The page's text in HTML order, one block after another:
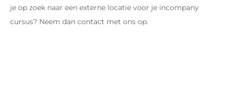
je op zoek naar een externe locatie voor je incompany
cursus? Neem dan contact met ons op.